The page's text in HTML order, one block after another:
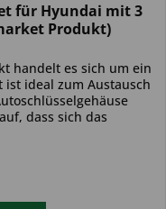
für Hyundai mit 3
Produkt)
handelt es sich um ein
ist ideal zum Austausch
dass sich das